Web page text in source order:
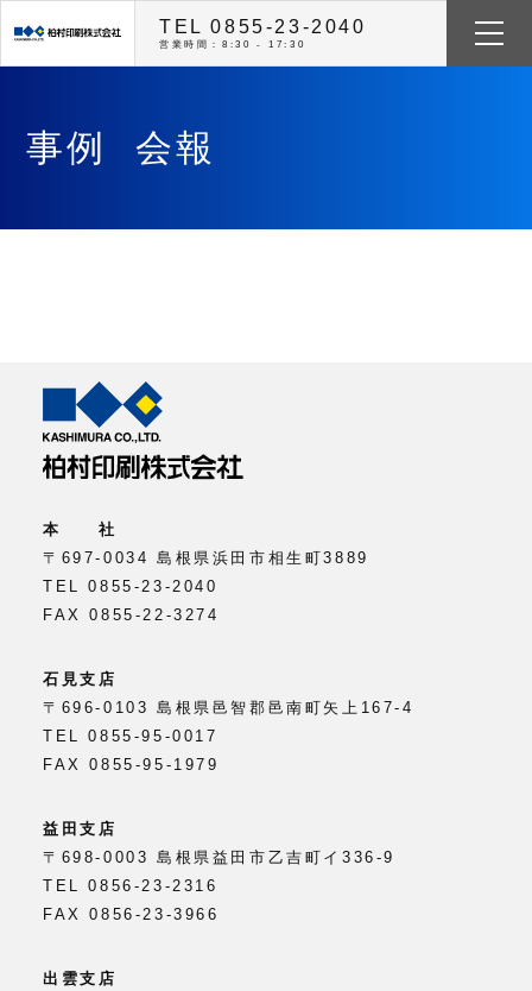
TEL 0855-23-2040
営業時間：8:30 - 17:30
事例 会報
本 社
〒697-0034 島根県浜田市相生町3889
TEL 0855-23-2040
FAX 0855-22-3274
石見支店
〒696-0103 島根県邑智郡邑南町矢上167-4
TEL 0855-95-0017
FAX 0855-95-1979
益田支店
〒698-0003 島根県益田市乙吉町イ336-9
TEL 0856-23-2316
FAX 0856-23-3966
出雲支店